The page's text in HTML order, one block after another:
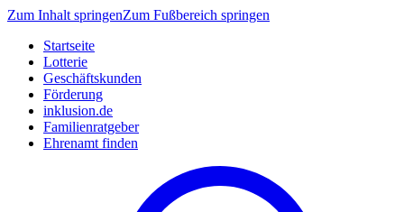
Zum Inhalt springenZum Fußbereich springen
Startseite
Lotterie
Geschäftskunden
Förderung
inklusion.de
Familienratgeber
Ehrenamt finden